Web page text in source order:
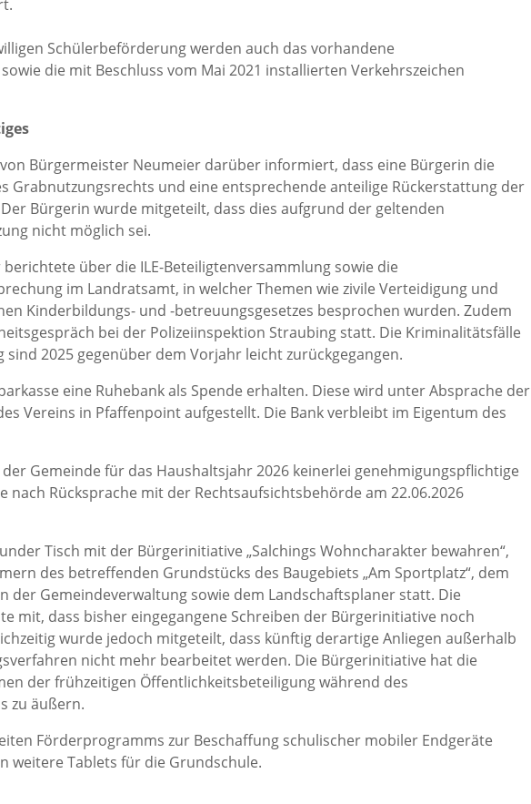
Schülerbeförderung werden auch das vorhandene
die mit Beschluss vom Mai 2021 installierten Verkehrszeichen
Bürgermeister Neumeier darüber informiert, dass eine Bürgerin die
Grabnutzungsrechts und eine entsprechende anteilige Rückerstattung der
Bürgerin wurde mitgeteilt, dass dies aufgrund der geltenden
nicht möglich sei.
über die ILE-Beteiligtenversammlung sowie die
im Landratsamt, in welcher Themen wie zivile Verteidigung und
Kinderbildungs- und -betreuungsgesetzes besprochen wurden. Zudem
bei der Polizeiinspektion Straubing statt. Die Kriminalitätsfälle
sind 2025 gegenüber dem Vorjahr leicht zurückgegangen.
eine Ruhebank als Spende erhalten. Diese wird unter Absprache der
Vereins in Pfaffenpoint aufgestellt. Die Bank verbleibt im Eigentum des
Gemeinde für das Haushaltsjahr 2026 keinerlei genehmigungspflichtige
nach Rücksprache mit der Rechtsaufsichtsbehörde am 22.06.2026
Tisch mit der Bürgerinitiative „Salchings Wohncharakter bewahren“,
des betreffenden Grundstücks des Baugebiets „Am Sportplatz“, dem
der Gemeindeverwaltung sowie dem Landschaftsplaner statt. Die
mit, dass bisher eingegangene Schreiben der Bürgerinitiative noch
wurde jedoch mitgeteilt, dass künftig derartige Anliegen außerhalb
nicht mehr bearbeitet werden. Die Bürgerinitiative hat die
der frühzeitigen Öffentlichkeitsbeteiligung während des
zu äußern.
Förderprogramms zur Beschaffung schulischer mobiler Endgeräte
weitere Tablets für die Grundschule.